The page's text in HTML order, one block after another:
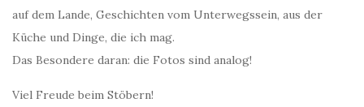
auf dem Lande, Geschichten vom Unterwegssein, aus der
Küche und Dinge, die ich mag.
Das Besondere daran: die Fotos sind analog!
Viel Freude beim Stöbern!